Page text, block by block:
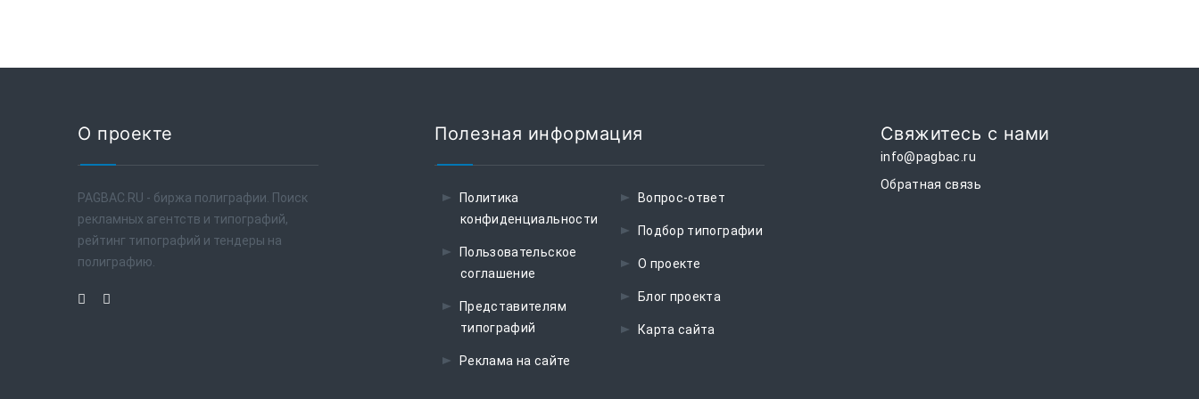
О проекте
PAGBAC.RU - биржа полиграфии. Поиск
рекламных агентств и типографий,
рейтинг типографий и тендеры на
полиграфию.
Полезная информация
Политика
конфиденциальности
Пользовательское
соглашение
Представителям
типографий
Реклама на сайте
Вопрос-ответ
Подбор типографии
О проекте
Блог проекта
Карта сайта
Свяжитесь с нами
info@pagbac.ru
Обратная связь